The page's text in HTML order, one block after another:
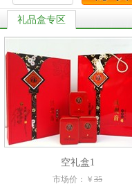
礼品盒专区
空礼盒1
市场价：￥ 35